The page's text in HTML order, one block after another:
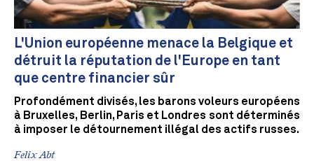
L'Union européenne menace la Belgique et
détruit la réputation de l'Europe en tant
que centre financier sûr
Profondément divisés, les barons voleurs européens
à Bruxelles, Berlin, Paris et Londres sont déterminés
à imposer le détournement illégal des actifs russes.
Felix Abt